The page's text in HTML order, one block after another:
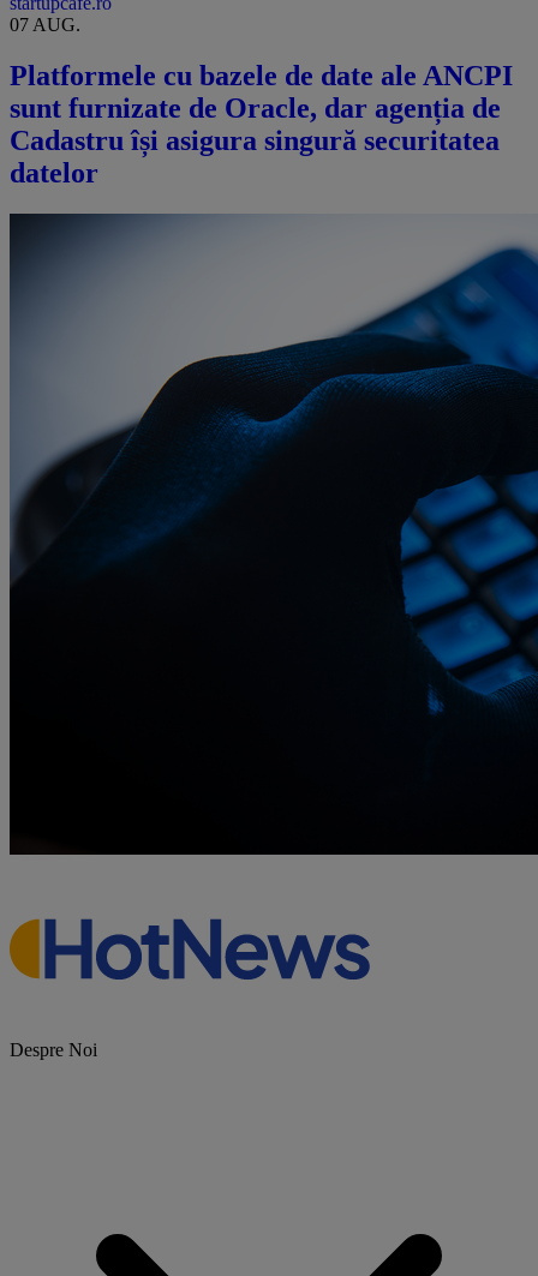
07 AUG.
Platformele cu bazele de date ale ANCPI
sunt furnizate de Oracle, dar agenția de
Cadastru își asigura singură securitatea
datelor
Despre Noi